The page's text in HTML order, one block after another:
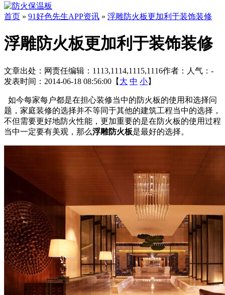
首页 » 91好色先生APP资讯 » 浮雕防火板更加利于装饰装修
浮雕防火板更加利于装饰装修
文章出处： 网责任编辑：1113,1114,1115,1116作者： 人气： -
发表时间：2014-06-18 08:56:00【 大 中 小】
如今每家每户都是在担心装修当中的防火板的使用和选择问
题，家庭装修的选择并不等同于其他的建筑工程当中的选择，
不但需要更好地防火性能，更加重要的是在防火板的使用过程
当中一定要有美观，那么浮雕防火板是最好的选择。